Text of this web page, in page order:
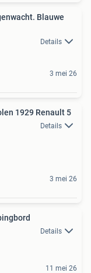
Blauwe
Details
3 mei 26
1929 Renault 5
Details
3 mei 26
Details
11 mei 26